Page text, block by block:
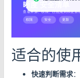
适合的使
快速判断需求